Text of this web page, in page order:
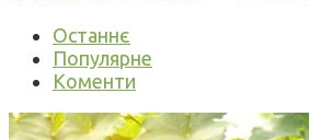
Останнє
Популярне
Коменти